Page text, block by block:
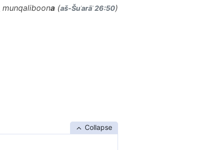
munqaliboona (aš-Šuʿarāʾ 26:50)
Collapse